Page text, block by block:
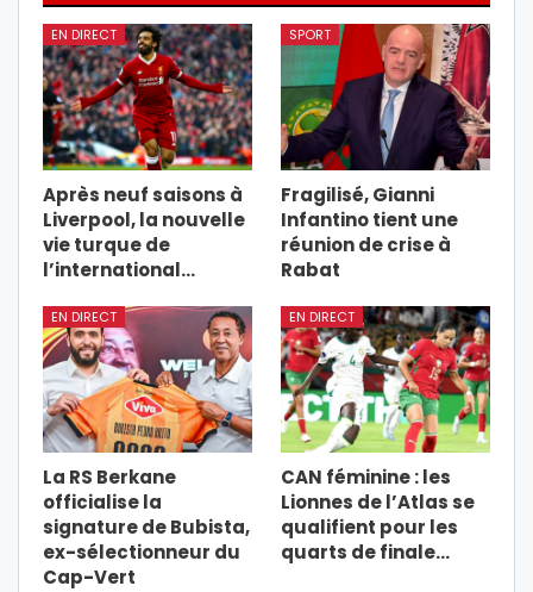
EN DIRECT
Après neuf saisons à
Liverpool, la nouvelle
vie turque de
l’international…
SPORT
Fragilisé, Gianni
Infantino tient une
réunion de crise à
Rabat
EN DIRECT
La RS Berkane
officialise la
signature de Bubista,
ex-sélectionneur du
Cap-Vert
EN DIRECT
CAN féminine : les
Lionnes de l’Atlas se
qualifient pour les
quarts de finale…